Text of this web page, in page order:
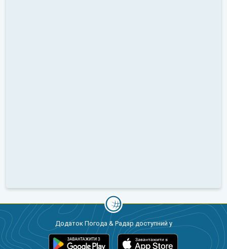
Додаток Погода & Радар доступний у